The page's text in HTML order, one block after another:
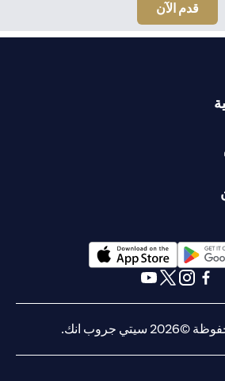
قدم الآن
(opens in a new tab)
جروب انك.